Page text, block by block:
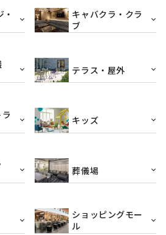
キャバクラ・クラ
ブ
テラス・屋外
キッズ
葬儀場
ショッピングモー
ル